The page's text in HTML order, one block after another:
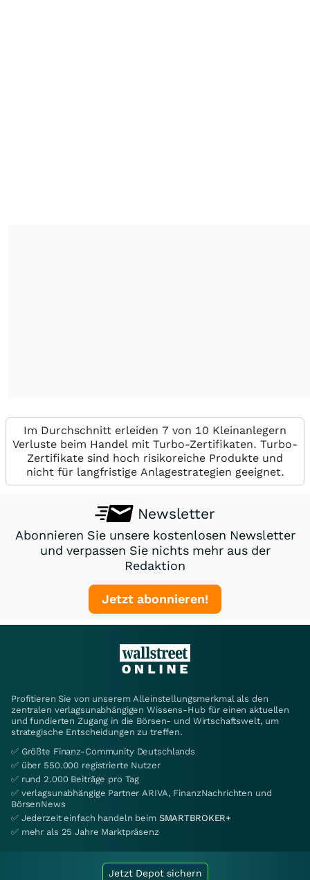
Im Durchschnitt erleiden 7 von 10 Kleinanlegern
Verluste beim Handel mit Turbo-Zertifikaten. Turbo-
Zertifikate sind hoch risikoreiche Produkte und
nicht für langfristige Anlagestrategien geeignet.
Newsletter
Abonnieren Sie unsere kostenlosen Newsletter
und verpassen Sie nichts mehr aus der
Redaktion
Jetzt abonnieren!
Profitieren Sie von unserem Alleinstellungsmerkmal als den
zentralen verlagsunabhängigen Wissens-Hub für einen aktuellen
und fundierten Zugang in die Börsen- und Wirtschaftswelt, um
strategische Entscheidungen zu treffen.
✅ Größte Finanz-Community Deutschlands
✅ über 550.000 registrierte Nutzer
✅ rund 2.000 Beiträge pro Tag
✅ verlagsunabhängige Partner ARIVA, FinanzNachrichten und
BörsenNews
✅ Jederzeit einfach handeln beim SMARTBROKER+
✅ mehr als 25 Jahre Marktpräsenz
Jetzt Depot sichern